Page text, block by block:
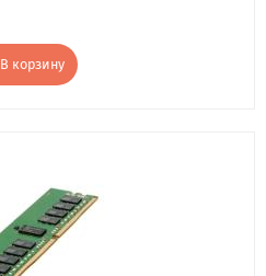
В корзину